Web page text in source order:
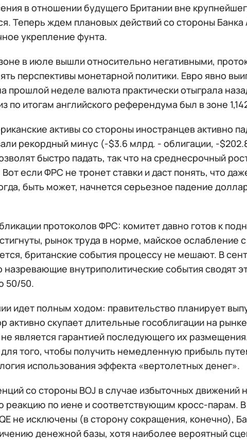
в отношении будущего Британии вне
Теперь ждем плановых действий со стороны Банка
укрепление фунта.
в июле вышли относительно негативными,
перспективы монетарной политики. Евро явно
прошлой неделе валюта практически отыграла
по итогам английского референдума был в зоне
активы со стороны иностранцев активно
рекордный минус (-$3.6 млрд. - облигации, -
быстро падать, так что на среднесрочный
Вот если ФРС не тронет ставки и даст понять, что
быть может, начнется серьезное падение
протоколов ФРС: комитет давно готов к
рынок труда в норме, майское ослабление
британские события процессу не мешают. В
назревающие внутриполитические события сводят
50/50.
идет полным ходом: правительство планирует
активно скупает длительные гособлигации на
является гарантией последующего их
того, чтобы получить немедленную прибыль
использования эффекта «вертолетных денег».
со стороны BOJ в случае избыточных движений
по иене и соответствующим кросс-парам.
не исключены (в сторону сокращения, конечно),
денежной базы, хотя наиболее вероятный